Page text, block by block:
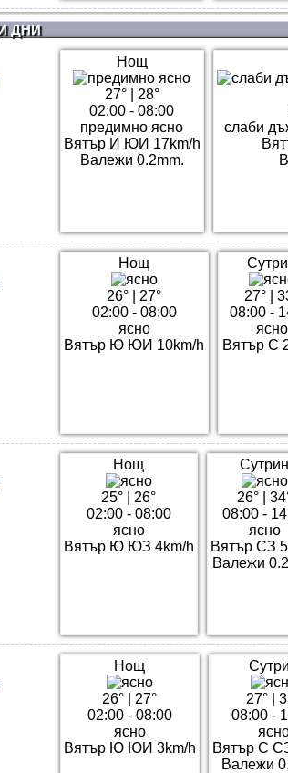
ДНИ
Нощ
27°| 28°
02:00 - 08:00
предимно ясно
Вятър И ЮИ 17km/h
Валежи 0.2mm.
слаби
Нощ
26°
27°
02:00 - 08:00
ясно
Вятър Ю ЮИ 10km/h
27° |
08:00 -
ясно
Вятър С
Нощ
25°
26°
02:00 - 08:00
ясно
Вятър Ю ЮЗ 4km/h
Сутрин
26°
08:00 -
ясно
Вятър СЗ
Валежи
Нощ
26°
27°
02:00 - 08:00
ясно
Вятър Ю ЮИ 3km/h
27°
08:00 -
Вятър С
Валежи